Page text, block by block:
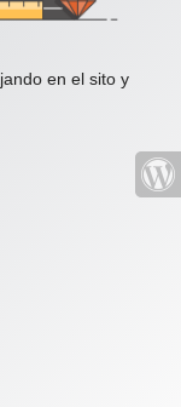
en el sito y